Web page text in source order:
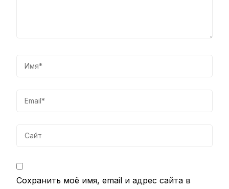
Сохранить моё имя, email и адрес сайта в